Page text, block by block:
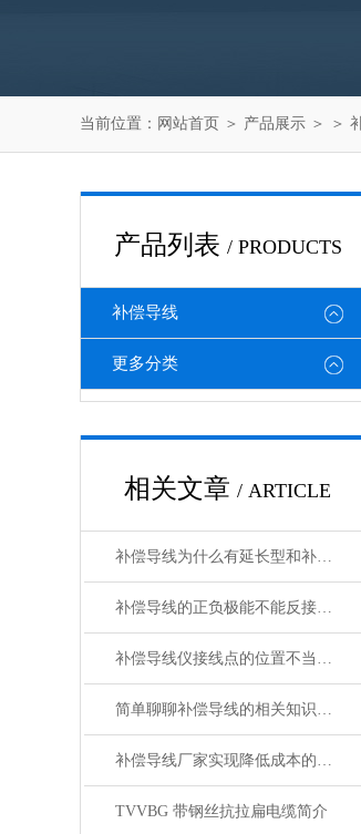
当前位置： 网站首页 ＞ 产品展示 ＞ ＞
产品列表 / PRODUCTS
补偿导线
更多分类
相关文章 / ARTICLE
补偿导线为什么有延长型和补偿型两种？
补偿导线的正负极能不能反接呢？
补偿导线仪接线点的位置不当，易引起误差
简单聊聊补偿导线的相关知识普及
补偿导线厂家实现降低成本的有效措施
TVVBG 带钢丝抗拉扁电缆简介